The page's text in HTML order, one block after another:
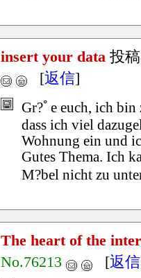
insert your data 投稿
[返信]
Gr?ﾟe euch, ich
dass ich viel
Wohnung ein und
Gutes Thema. Ich
M?bel nicht zu
The heart of the
No.76213
[返信